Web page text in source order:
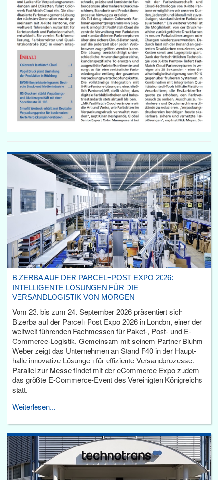
BIZERBA AUF DER PARCEL+POST EXPO 2026:
INTELLIGENTE LÖSUNGEN FÜR DIE
VERSANDLOGISTIK VON MORGEN
Vom 23. bis zum 24. September 2026 präsentiert sich
Bizerba auf der Parcel+Post Expo 2026 in London, einer der
weltweit führenden Fachmessen für Paket-, Post- und E-
Commerce-Logistik. Gemeinsam mit seinem Partner Bluhm
Weber zeigt das Unternehmen an Stand F40 in der Haupt­
halle innovative Lösungen für effiziente Versandprozesse.
Parallel zur Messe findet mit der eCommerce Expo zudem
das größte E-Commerce-Event des Vereinigten Königreichs
statt.
Weiterlesen...